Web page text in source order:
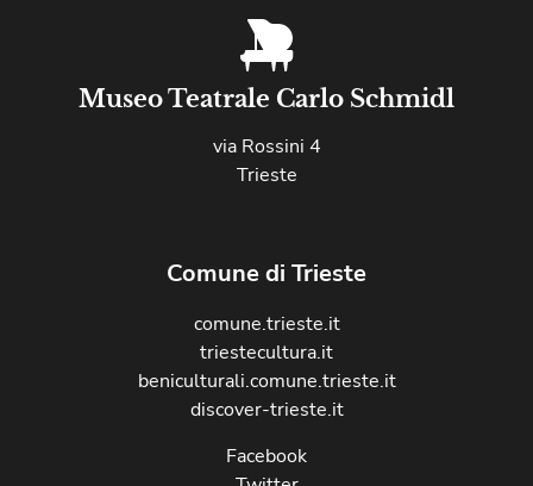
Museo Teatrale Carlo Schmidl
via Rossini 4
Trieste
Comune di Trieste
comune.trieste.it
triestecultura.it
beniculturali.comune.trieste.it
discover-trieste.it
Facebook